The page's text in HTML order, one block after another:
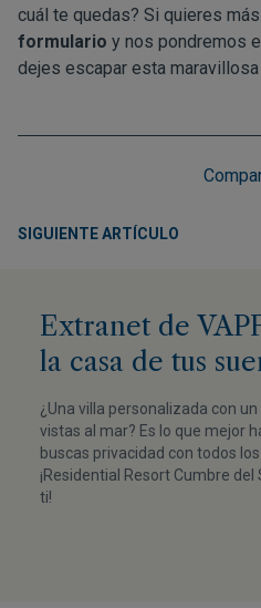
cuál te quedas? Si quieres
formulario y nos pondremos
dejes escapar esta
SIGUIENTE ARTÍCULO
Extranet de
la casa de tus
¿Una villa personalizada con
vistas al mar? Es lo que mejor
buscas privacidad con todos
¡Residential Resort Cumbre
ti!